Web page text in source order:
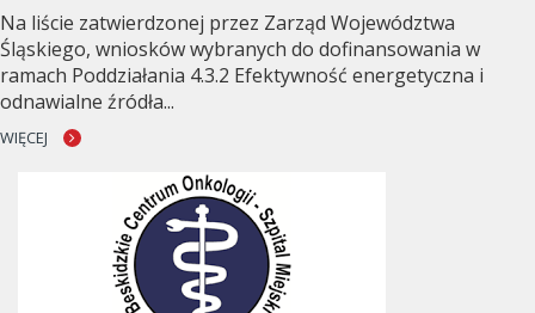
Na liście zatwierdzonej przez Zarząd Województwa
Śląskiego, wniosków wybranych do dofinansowania w
ramach Poddziałania 4.3.2 Efektywność energetyczna i
odnawialne źródła...
WIĘCEJ